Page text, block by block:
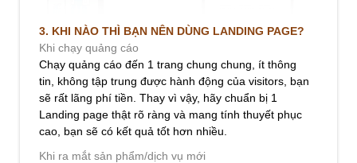
3. KHI NÀO THÌ BẠN NÊN DÙNG LANDING PAGE?
Khi chạy quảng cáo
Chạy quảng cáo đến 1 trang chung chung, ít thông
tin, không tập trung được hành động của visitors, bạn
sẽ rất lãng phí tiền. Thay vì vậy, hãy chuẩn bị 1
Landing page thật rõ ràng và mang tính thuyết phục
cao, bạn sẽ có kết quả tốt hơn nhiều.
Khi ra mắt sản phẩm/dịch vụ mới